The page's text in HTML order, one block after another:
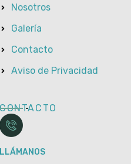
Nosotros
Galería
Contacto
Aviso de Privacidad
CONTACTO
LLÁMANOS